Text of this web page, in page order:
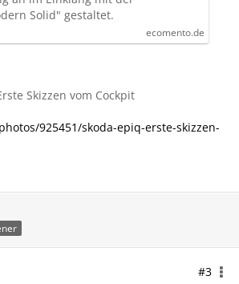
Solid" gestaltet.
ecomento.de
Skizzen vom Cockpit
925451/skoda-epiq-erste-skizzen-
#3